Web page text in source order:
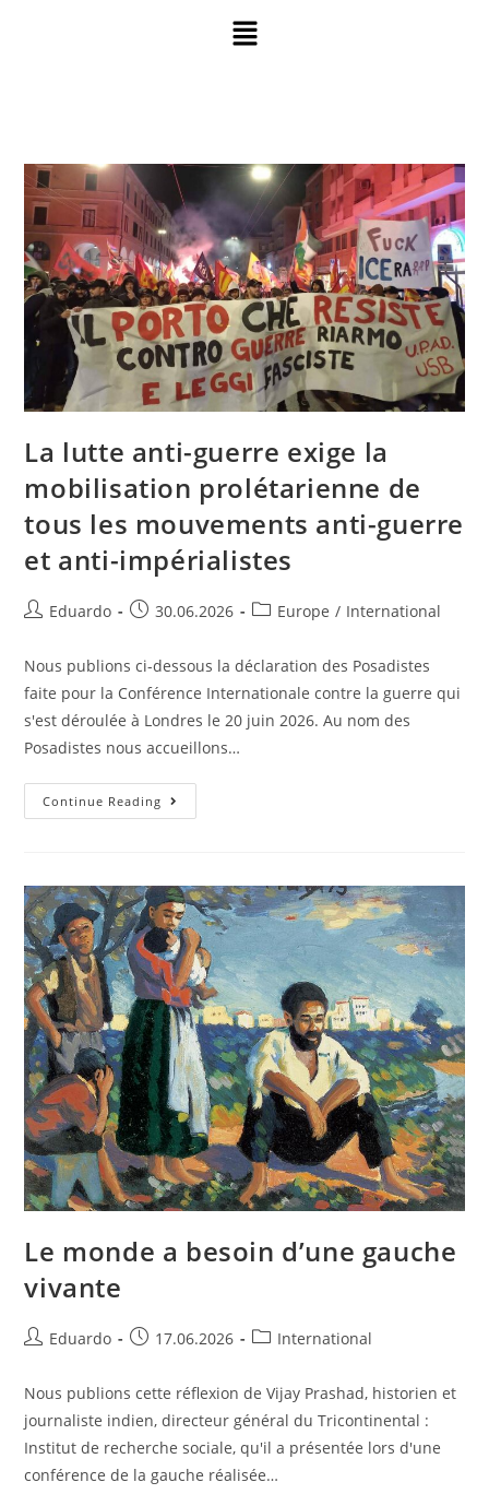
La lutte anti-guerre exige la
mobilisation prolétarienne de
tous les mouvements anti-guerre
et anti-impérialistes
Eduardo 30.06.2026 Europe / International
Nous publions ci-dessous la déclaration des Posadistes
faite pour la Conférence Internationale contre la guerre qui
s'est déroulée à Londres le 20 juin 2026. Au nom des
Posadistes nous accueillons…
Continue Reading
Le monde a besoin d’une gauche
vivante
Eduardo 17.06.2026 International
Nous publions cette réflexion de Vijay Prashad, historien et
journaliste indien, directeur général du Tricontinental :
Institut de recherche sociale, qu'il a présentée lors d'une
conférence de la gauche réalisée…